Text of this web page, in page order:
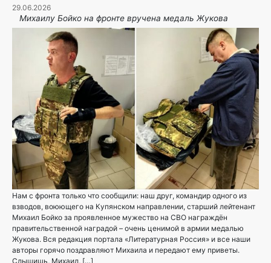
29.06.2026
Михаилу Бойко на фронте вручена медаль Жукова
Нам с фронта только что сообщили: наш друг, командир одного из
взводов, воюющего на Купянском направлении, старший лейтенант
Михаил Бойко за проявленное мужество на СВО награждён
правительственной наградой – очень ценимой в армии медалью
Жукова. Вся редакция портала «Литературная Россия» и все наши
авторы горячо поздравляют Михаила и передают ему приветы.
Слышишь, Михаил, […]